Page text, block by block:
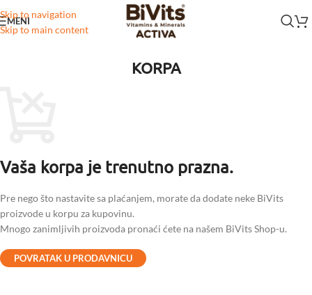
Skip to navigation
Skip to main content
MENI
KORPA
Vaša korpa je trenutno prazna.
Pre nego što nastavite sa plaćanjem, morate da dodate neke BiVits
proizvode u korpu za kupovinu.
Mnogo zanimljivih proizvoda pronaći ćete na našem BiVits Shop-u.
POVRATAK U PRODAVNICU